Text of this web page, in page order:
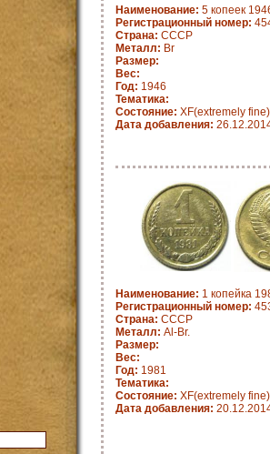
Наименование: 5 копеек
Регистрационный номер:
Страна: СССР
Металл: Br
Размер:
Вес:
Год: 1946
Тематика:
Состояние: XF(extremely fine)
Дата добавления:
Наименование: 1 копейка
Регистрационный номер:
Страна: СССР
Металл: Al-Br.
Размер:
Вес:
Год: 1981
Тематика:
Состояние: XF(extremely fine)
Дата добавления: